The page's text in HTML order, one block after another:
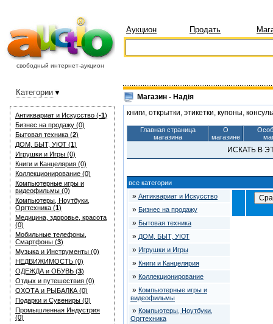
свободный интернет-аукцион
Аукцион Продать
Антиквариат и Искуcство (-1)
Бизнес на продажу (0)
Бытовая техника (2)
ДОМ, БЫТ, УЮТ (1)
Игрушки и Игры (0)
Книги и Канцелярия (0)
Коллекционирование (0)
Компьютерные игры и
видеофильмы (0)
Компьютеры, Ноутбуки,
Оргтехника (1)
Медицина, здоровье, красота
(0)
Мобильные телефоны,
Смартфоны (3)
Музыка и Инструменты (0)
НЕДВИЖИМОСТЬ (0)
ОДЕЖДА и ОБУВЬ (3)
Отдых и путешествия (0)
ОХОТА и РЫБАЛКА (0)
Подарки и Сувениры (0)
Промышленная Индустрия
(0)
Категории
Магазин - Надія
книги, открытки, этикетки, купоны,
Главная страница
магазина
О
магазине
ИСКАТЬ В
все категории
» Антиквариат и Искуcство
» Бизнес на продажу
» Бытовая техника
» ДОМ, БЫТ, УЮТ
» Игрушки и Игры
» Книги и Канцелярия
» Коллекционирование
» Компьютерные игры и
видеофильмы
» Компьютеры, Ноутбуки,
Оргтехника